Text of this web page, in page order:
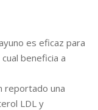
es eficaz para
beneficia a
reportado una
LDL y